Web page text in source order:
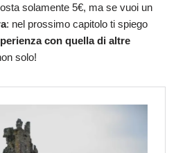
solamente 5€, ma se vuoi un
: nel prossimo capitolo ti spiego
con quella di altre
solo!